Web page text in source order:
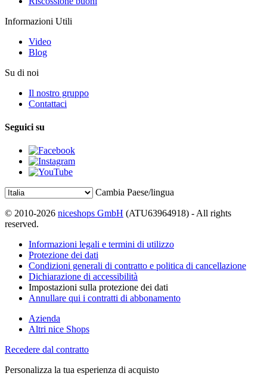
Informazioni Utili
Video
Blog
Su di noi
Il nostro gruppo
Contattaci
Seguici su
Cambia Paese/lingua
© 2010-2026 niceshops GmbH (ATU63964918) - All rights
reserved.
Informazioni legali e termini di utilizzo
Protezione dei dati
Condizioni generali di contratto e politica di cancellazione
Dichiarazione di accessibilità
Impostazioni sulla protezione dei dati
Annullare qui i contratti di abbonamento
Azienda
Altri nice Shops
Recedere dal contratto
Personalizza la tua esperienza di acquisto